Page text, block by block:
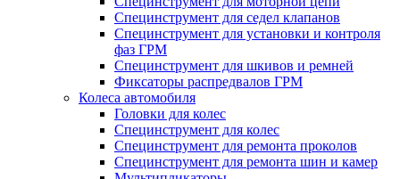
Специнструмент для седел клапанов
Специнструмент для установки и контроля
фаз ГРМ
Специнструмент для шкивов и ремней
Фиксаторы распредвалов ГРМ
Колеса автомобиля
Головки для колес
Специнструмент для колес
Специнструмент для ремонта проколов
Специнструмент для ремонта шин и камер